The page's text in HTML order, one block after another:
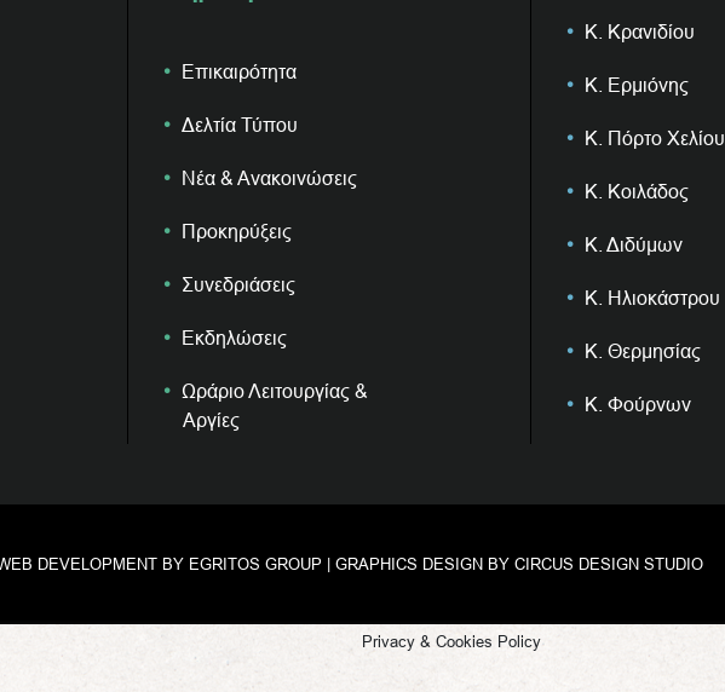
Επικαιρότητα
Δελτία Τύπου
Νέα & Ανακοινώσεις
Προκηρύξεις
Συνεδριάσεις
Εκδηλώσεις
Ωράριο Λειτουργίας &
Αργίες
Κ. Κρανιδίου
Κ. Ερμιόνης
Κ. Πόρτο Χελίου
Κ. Κοιλάδος
Κ. Διδύμων
Κ. Ηλιοκάστρου
Κ. Θερμησίας
Κ. Φούρνων
DEVELOPMENT BY EGRITOS GROUP | GRAPHICS DESIGN BY CIRCUS DESIGN STUDIO
Privacy & Cookies Policy